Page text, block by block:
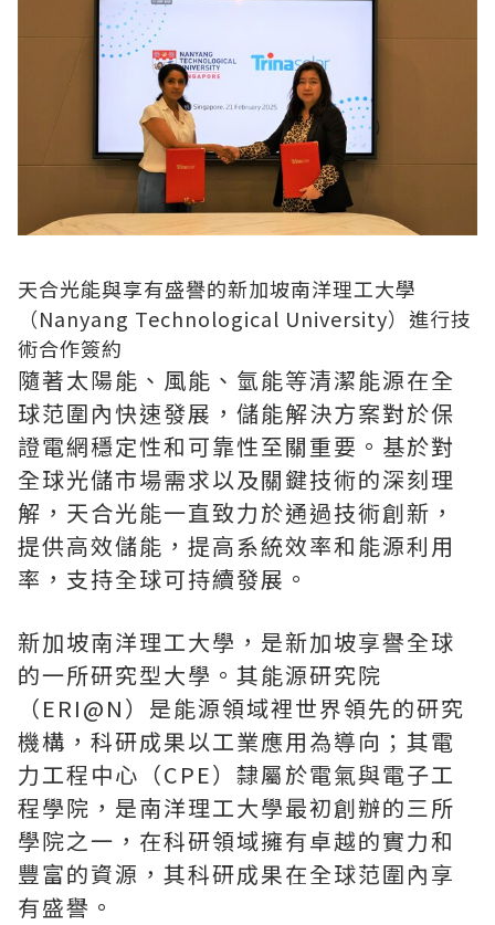
天合光能與享有盛譽的新加坡南洋理工大學
（Nanyang Technological University）進行技
術合作簽約
隨著太陽能、風能、氫能等清潔能源在全
球范圍內快速發展，儲能解決方案對於保
證電網穩定性和可靠性至關重要。基於對
全球光儲市場需求以及關鍵技術的深刻理
解，天合光能一直致力於通過技術創新，
提供高效儲能，提高系統效率和能源利用
率，支持全球可持續發展。
新加坡南洋理工大學，是新加坡享譽全球
的一所研究型大學。其能源研究院
（ERI@N）是能源領域裡世界領先的研究
機構，科研成果以工業應用為導向；其電
力工程中心（CPE）隸屬於電氣與電子工
程學院，是南洋理工大學最初創辦的三所
學院之一，在科研領域擁有卓越的實力和
豐富的資源，其科研成果在全球范圍內享
有盛譽。